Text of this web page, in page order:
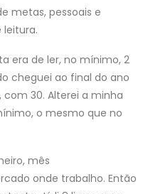
metas, pessoais e
leitura.
era de ler, no mínimo, 2
cheguei ao final do ano
com 30. Alterei a minha
o mesmo que no
mês
onde trabalho. Então